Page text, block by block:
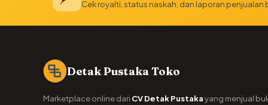
Cek royalti, status naskah, dan laporan penjualan
Detak Pustaka Toko
Marketplace online dari CV Detak Pustakayang menjual